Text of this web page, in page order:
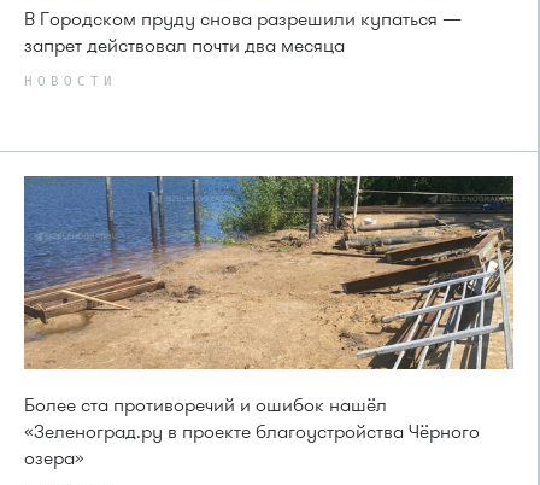
В Городском пруду снова разрешили купаться —
запрет действовал почти два месяца
НОВОСТИ
Более ста противоречий и ошибок нашёл
«Зеленоград.ру в проекте благоустройства Чёрного
озера»